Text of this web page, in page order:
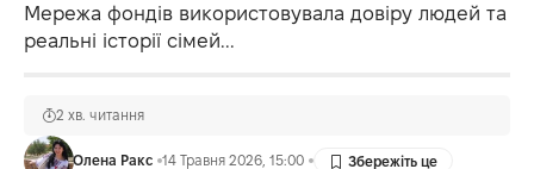
Мережа фондів використовувала довіру людей та
реальні історії сімей...
Олена Ракс 14 Травня 2026, 15:00
2 хв. читання